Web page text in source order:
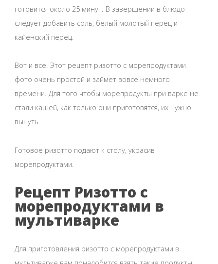
готовится около 25 минут. В завершении в блюдо
следует добавить соль, белый молотый перец и
кайенский перец.
Вот и все. Этот рецепт ризотто с морепродуктами
фото очень простой и займет вовсе немного
времени. Для того чтобы морепродукты при варке не
стали кашей, как только они приготовятся, их нужно
вынуть.
Готовое ризотто подают к столу, украсив
морепродуктами.
Рецепт Ризотто с
морепродуктами в
мультиварке
Для приготовления ризотто с морепродуктами в